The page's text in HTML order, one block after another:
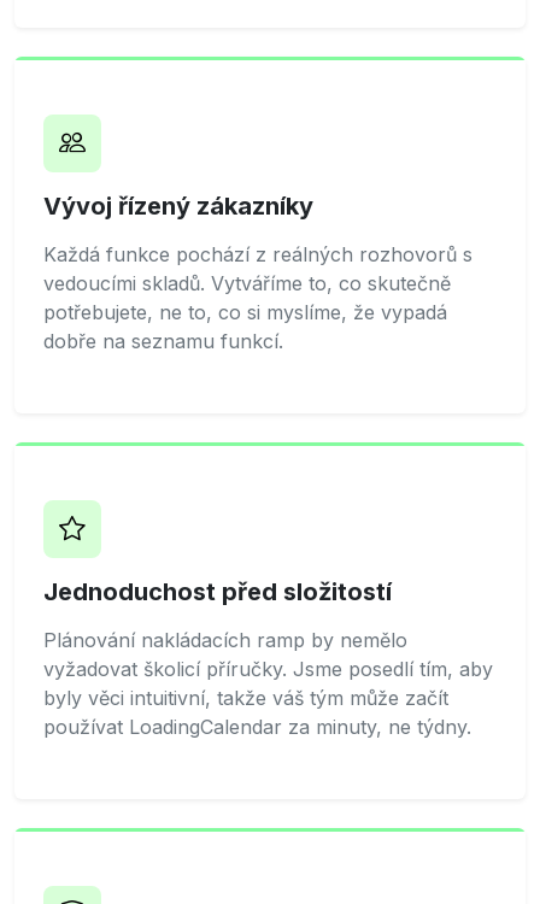
Vývoj řízený zákazníky
Každá funkce pochází z reálných rozhovorů s
vedoucími skladů. Vytváříme to, co skutečně
potřebujete, ne to, co si myslíme, že vypadá
dobře na seznamu funkcí.
Jednoduchost před složitostí
Plánování nakládacích ramp by nemělo
vyžadovat školicí příručky. Jsme posedlí tím, aby
byly věci intuitivní, takže váš tým může začít
používat LoadingCalendar za minuty, ne týdny.